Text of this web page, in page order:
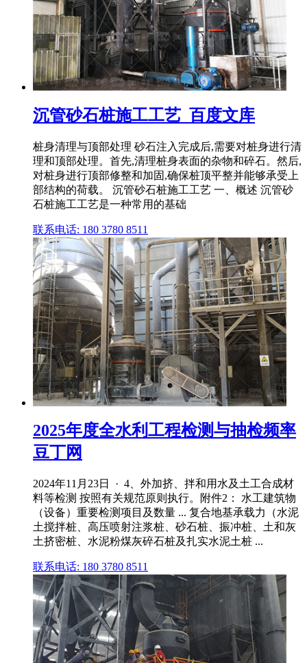
沉管砂石桩施工工艺_百度文库
桩身清理与顶部处理 砂石注入完成后,需要对桩身进行清
理和顶部处理。首先,清理桩身表面的杂物和碎石。然后,
对桩身进行顶部修整和加固,确保桩顶平整并能够承受上
部结构的荷载。 沉管砂石桩施工工艺 一、概述 沉管砂
石桩施工工艺是一种常用的基础
联系电话: 180 3780 8511
2025年度全水利工程检测与抽检频率
豆丁网
2024年11月23日 · 4、外加挤、拌和用水及土工合成材
料等检测 按照有关规范原则执行。附件2： 水工建筑物
（设备）重要检测项目及数量 ... 复合地基承载力（水泥
土搅拌桩、高压喷射注浆桩、砂石桩、振冲桩、土和灰
土挤密桩、水泥粉煤灰碎石桩及扎实水泥土桩 ...
联系电话: 180 3780 8511